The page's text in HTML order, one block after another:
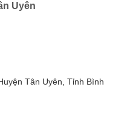
Uyên
Tân Uyên, Tỉnh Bình